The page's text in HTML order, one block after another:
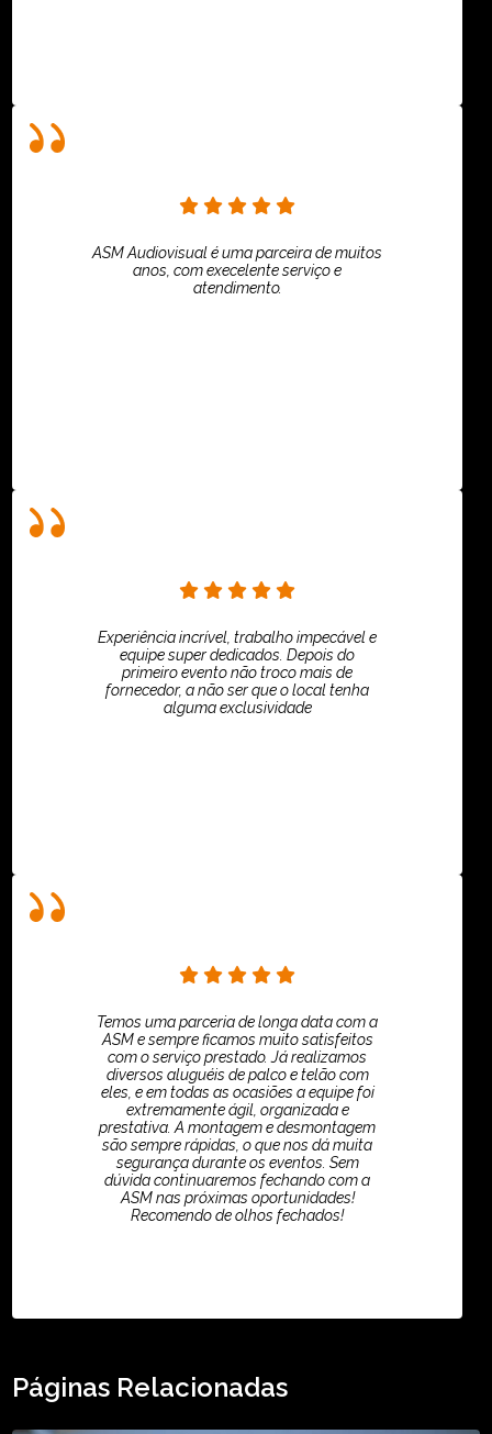
ASM Audiovisual é uma parceira de muitos
anos, com execelente serviço e
atendimento.
Experiência incrível, trabalho impecável e
equipe super dedicados. Depois do
primeiro evento não troco mais de
fornecedor, a não ser que o local tenha
alguma exclusividade
Temos uma parceria de longa data com a
ASM e sempre ficamos muito satisfeitos
com o serviço prestado. Já realizamos
diversos aluguéis de palco e telão com
eles, e em todas as ocasiões a equipe foi
extremamente ágil, organizada e
prestativa. A montagem e desmontagem
são sempre rápidas, o que nos dá muita
segurança durante os eventos. Sem
dúvida continuaremos fechando com a
ASM nas próximas oportunidades!
Recomendo de olhos fechados!
Páginas Relacionadas